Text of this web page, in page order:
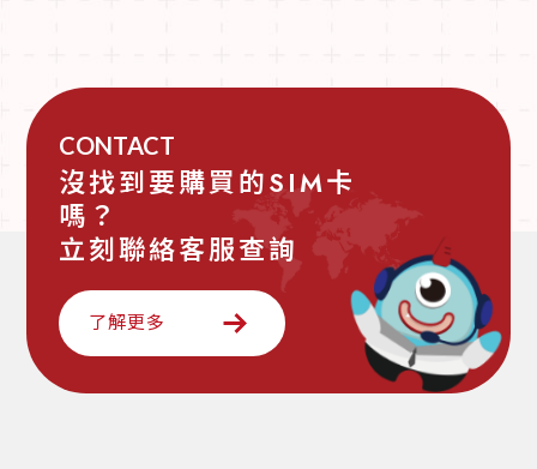
CONTACT
沒找到要購買的SIM卡
嗎？
立刻聯絡客服查詢
了解更多